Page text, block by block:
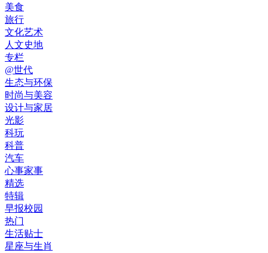
美食
旅行
文化艺术
人文史地
专栏
@世代
生态与环保
时尚与美容
设计与家居
光影
科玩
科普
汽车
心事家事
精选
特辑
早报校园
热门
生活贴士
星座与生肖